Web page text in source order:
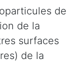
de
de la
surfaces
de la